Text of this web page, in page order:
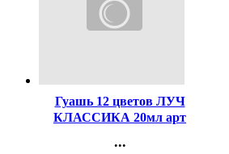
Гуашь 12 цветов ЛУЧ
КЛАССИКА 20мл арт
...